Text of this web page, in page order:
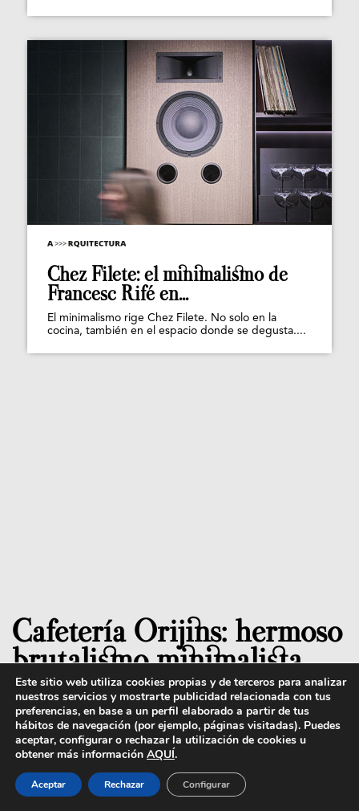
Chez Filete: el minimalismo de
Francesc Rifé en...
El minimalismo rige Chez Filete. No solo en la
cocina, también en el espacio donde se degusta....
Cafetería Orijins: hermoso
brutalismo minimalista
Este sitio web utiliza cookies propias y de terceros para analizar
nuestros servicios y mostrarte publicidad relacionada con tus
preferencias, en base a un perfil elaborado a partir de tus
hábitos de navegación (por ejemplo, páginas visitadas). Puedes
aceptar, configurar o rechazar la utilización de cookies u
obtener más información AQUÍ.
Aceptar Rechazar Configurar